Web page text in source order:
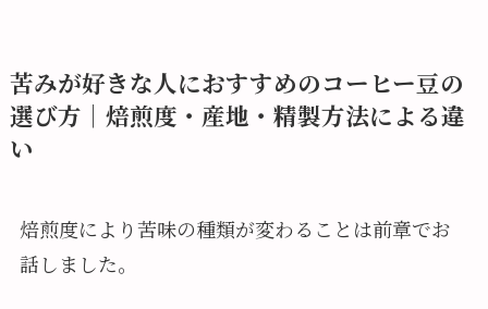
苦みが好きな人におすすめのコーヒー豆の
選び方｜焙煎度・産地・精製方法による違
い
焙煎度により苦味の種類が変わることは前章でお
話しました。